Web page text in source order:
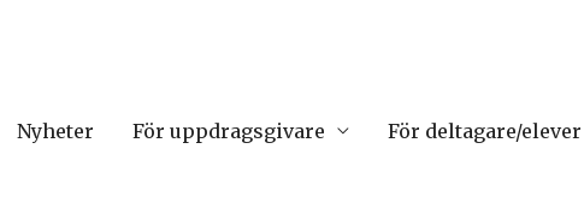
Nyheter För uppdragsgivare För deltagare/elever